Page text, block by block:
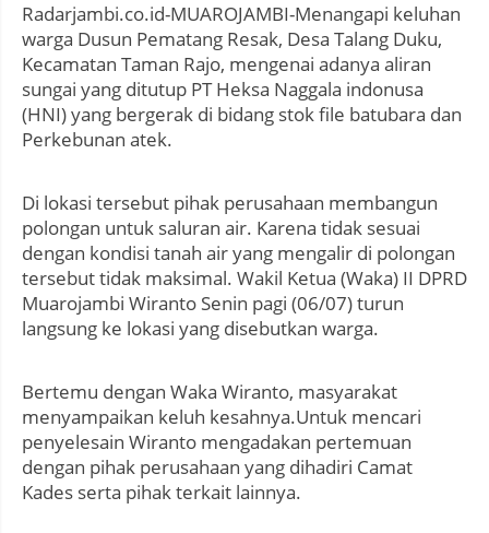
Radarjambi.co.id-MUAROJAMBI-Menangapi keluhan
warga Dusun Pematang Resak, Desa Talang Duku,
Kecamatan Taman Rajo, mengenai adanya aliran
sungai yang ditutup PT Heksa Naggala indonusa
(HNI) yang bergerak di bidang stok file batubara dan
Perkebunan atek.
Di lokasi tersebut pihak perusahaan membangun
polongan untuk saluran air. Karena tidak sesuai
dengan kondisi tanah air yang mengalir di polongan
tersebut tidak maksimal. Wakil Ketua (Waka) II DPRD
Muarojambi Wiranto Senin pagi (06/07) turun
langsung ke lokasi yang disebutkan warga.
Bertemu dengan Waka Wiranto, masyarakat
menyampaikan keluh kesahnya.Untuk mencari
penyelesain Wiranto mengadakan pertemuan
dengan pihak perusahaan yang dihadiri Camat
Kades serta pihak terkait lainnya.